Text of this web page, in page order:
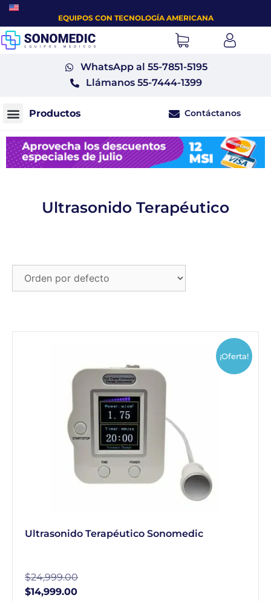
EQUIPOS CON TECNOLOGÍA AMERICANA
WhatsApp al 55-7851-5195
Llámanos 55-7444-1399
Contáctanos
Ultrasonido Terapéutico
¡Oferta!
Ultrasonido Terapéutico Sonomedic
$24,999.00
$14,999.00